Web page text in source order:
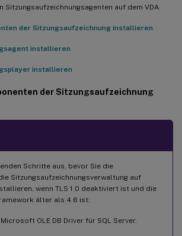
Sitzungsaufzeichnungsagenten auf dem VDA.
der Sitzungsaufzeichnung installieren
installieren
installieren
der Sitzungsaufzeichnung
Schritte aus, bevor Sie die
Sitzungsaufzeichnungsverwaltung auf
wenn TLS 1.0 deaktiviert ist und die
älter als 4.6 ist:
OLE DB Driver für SQL Server.